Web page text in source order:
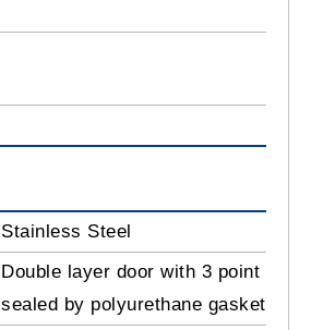
Stainless Steel
Double layer door with 3 point key,
sealed by polyurethane gasket